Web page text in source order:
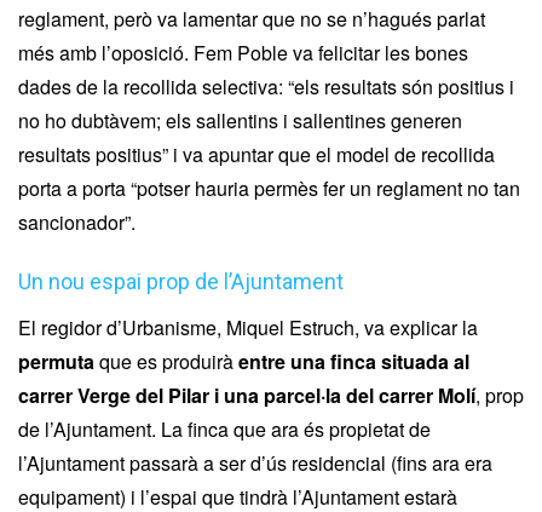
reglament, però va lamentar que no se n’hagués parlat
més amb l’oposició. Fem Poble va felicitar les bones
dades de la recollida selectiva: “els resultats són positius i
no ho dubtàvem; els sallentins i sallentines generen
resultats positius” i va apuntar que el model de recollida
porta a porta “potser hauria permès fer un reglament no tan
sancionador”.
Un nou espai prop de l’Ajuntament
El regidor d’Urbanisme, Miquel Estruch, va explicar la
permutaque es produiràentre una finca situada al
carrer Verge del Pilar i una parcel·la del carrer Molí, prop
de l’Ajuntament. La finca que ara és propietat de
l’Ajuntament passarà a ser d’ús residencial (fins ara era
equipament) i l’espai que tindrà l’Ajuntament estarà